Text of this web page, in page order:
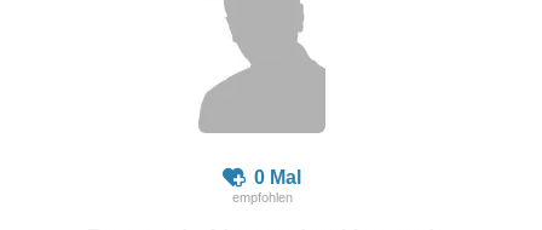
0 Mal